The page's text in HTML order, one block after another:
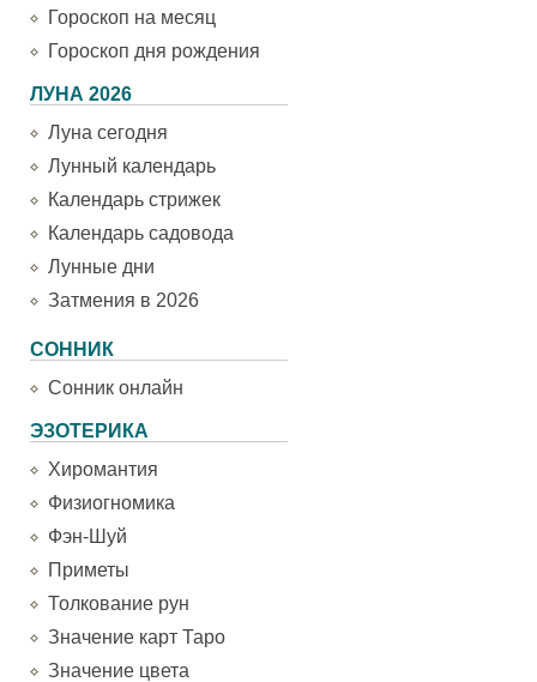
Гороскоп на месяц
Гороскоп дня рождения
ЛУНА 2026
Луна сегодня
Лунный календарь
Календарь стрижек
Календарь садовода
Лунные дни
Затмения в 2026
СОННИК
Сонник онлайн
ЭЗОТЕРИКА
Хиромантия
Физиогномика
Фэн-Шуй
Приметы
Толкование рун
Значение карт Таро
Значение цвета